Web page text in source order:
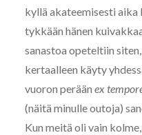
kyllä akateemisesti aika
tykkään hänen
sanastoa opeteltiin
kertaalleen käyty
vuoron perään ex
(näitä minulle outoja)
Kun meitä oli vain